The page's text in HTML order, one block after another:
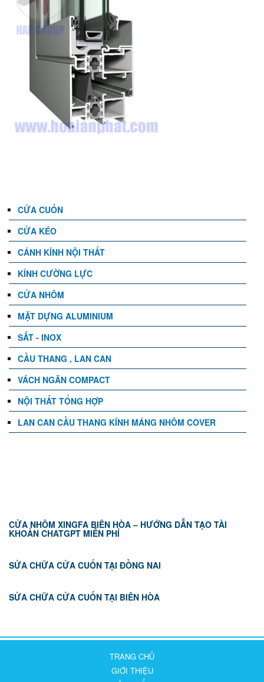
CỬA CUỐN
CỬA KÉO
CÁNH KÍNH NỘI THẤT
KÍNH CƯỜNG LỰC
CỬA NHÔM
MẶT DỰNG ALUMINIUM
SẮT - INOX
CẦU THANG , LAN CAN
VÁCH NGĂN COMPACT
NỘI THẤT TỔNG HỢP
LAN CAN CẦU THANG KÍNH MÁNG NHÔM COVER
CỬA NHÔM XINGFA BIÊN HÒA – HƯỚNG DẪN TẠO TÀI
KHOẢN CHATGPT MIỄN PHÍ
SỬA CHỮA CỬA CUỐN TẠI ĐỒNG NAI
SỬA CHỮA CỬA CUỐN TẠI BIÊN HÒA
TRANG CHỦ
GIỚI THIỆU